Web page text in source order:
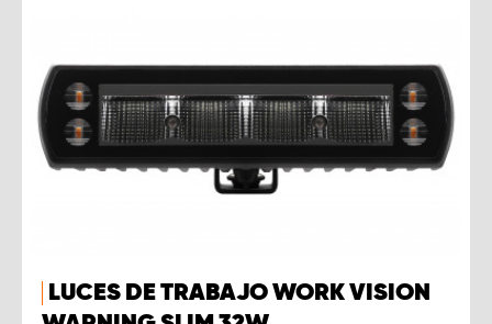
LUCES DE TRABAJO WORK VISION